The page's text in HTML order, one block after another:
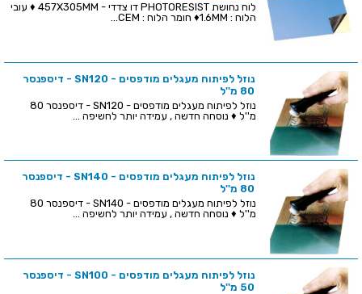
לוח נחושת PHOTORESIST דו צדדי - 457X305MM ♦ עובי
הלוח : 1.6MM♦ חומר הלוח : CEM...
נוזל לפיתוח מעגלים מודפסים - SN120 - דיספנסר
80 מ''ל
נוזל לפיתוח מעגלים מודפסים - SN120 - דיספנסר 80
מ''ל ♦ נוסחה חדשה , עמידה יותר לחשיפה ...
נוזל לפיתוח מעגלים מודפסים - SN140 - דיספנסר
80 מ''ל
נוזל לפיתוח מעגלים מודפסים - SN140 - דיספנסר 80
מ''ל ♦ נוסחה חדשה , עמידה יותר לחשיפה ...
נוזל לפיתוח מעגלים מודפסים - SN100 - דיספנסר
50 מ''ל